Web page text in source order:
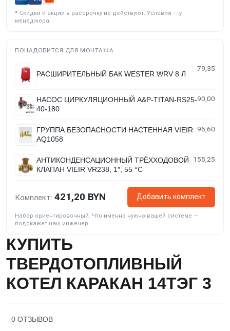
* Скидки и акции в рассрочку не действуют. Условия — у
менеджера.
ПОНАДОБИТСЯ ДЛЯ МОНТАЖА
РАСШИРИТЕЛЬНЫЙ БАК WESTER WRV 8 Л
79,35
НАСОС ЦИРКУЛЯЦИОННЫЙ A&P-TITAN-RS25-
40-180
90,00
ГРУППА БЕЗОПАСНОСТИ НАСТЕННАЯ VIEIR
AQ1058
96,60
АНТИКОНДЕНСАЦИОННЫЙ ТРЁХХОДОВОЙ
КЛАПАН VIEIR VR238, 1″, 55 °C
155,25
Комплект: 421,20 BYN Добавить комплект
Набор ориентировочный. Что именно нужно вашей системе —
подскажет наш инженер.
КУПИТЬ
ТВЕРДОТОПЛИВНЫЙ
КОТЕЛ КАРАКАН 14ТЭГ 3
0 ОТЗЫВОВ